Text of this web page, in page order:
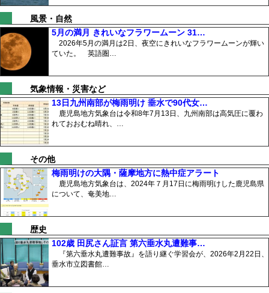
風景・自然
5月の満月 きれいなフラワームーン 31…
2026年5月の満月は2日、夜空にきれいなフラワームーンが輝い
ていた。 英語圏…
気象情報・災害など
13日九州南部が梅雨明け 垂水で90代女…
鹿児島地方気象台は令和8年7月13日、九州南部は高気圧に覆わ
れておおむね晴れ、…
その他
梅雨明けの大隅・薩摩地方に熱中症アラート
鹿児島地方気象台は、2024年７月17日に梅雨明けした鹿児島県
について、奄美地…
歴史
102歳 田尻さん証言 第六垂水丸遭難事…
『第六垂水丸遭難事故』を語り継ぐ学習会が、2026年2月22日、
垂水市立図書館…